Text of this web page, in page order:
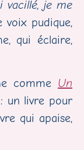
vacillé, je me
voix pudique,
qui éclaire,
comme Un
un livre pour
qui apaise,